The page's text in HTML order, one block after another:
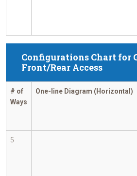
Configurations Chart for
Front/Rear Access
# of
Ways
One-line Diagram (Horizontal)
5